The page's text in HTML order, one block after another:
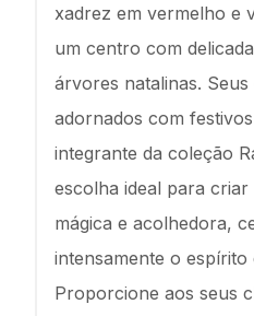
xadrez em vermelho e
um centro com
árvores natalinas.
adornados com
integrante da coleção
escolha ideal para
mágica e acolhedora,
intensamente o espírito
Proporcione aos seus